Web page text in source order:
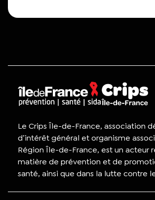
Le Crips Île-de-France, association
d’intérêt général et organisme
Région Île-de-France, est un acteur
matière de prévention et de
santé, ainsi que dans la lutte contre